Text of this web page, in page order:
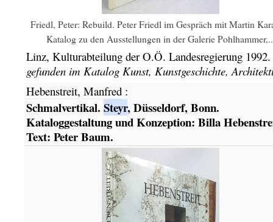
Friedl, Peter: Rebuild. Peter Friedl im Gespräch mit Martin
Katalog zu den Ausstellungen in der Galerie
Linz, Kulturabteilung der O.Ö. Landesregierung 1992.
gefunden im Katalog Kunst, Kunstgeschichte,
Hebenstreit, Manfred:
Schmalvertikal. Steyr, Düsseldorf, Bonn.
Kataloggestaltung und Konzeption: Billa
Text: Peter Baum.